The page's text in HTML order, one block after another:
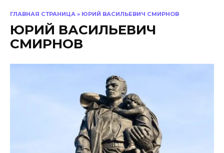
ГЛАВНАЯ СТРАНИЦА » ЮРИЙ ВАСИЛЬЕВИЧ СМИРНОВ
ЮРИЙ ВАСИЛЬЕВИЧ
СМИРНОВ